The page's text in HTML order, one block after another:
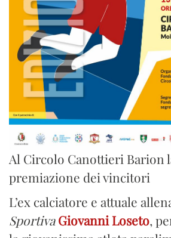
Al Circolo Canottieri Barion
premiazione dei vincitori
L’ex calciatore e attuale
Sportiva Giovanni Loseto,